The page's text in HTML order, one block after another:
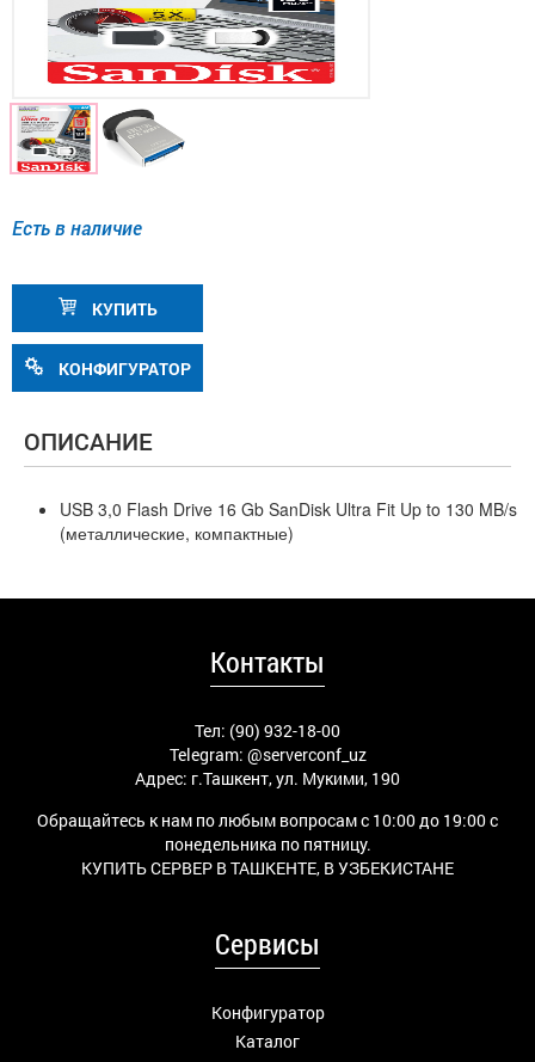
Есть в наличие
КУПИТЬ
КОНФИГУРАТОР
ОПИСАНИЕ
USB 3,0 Flash Drive 16 Gb SanDisk Ultra Fit Up to 130 MB/s
(металлические, компактные)
Контакты
Тел: (90) 932-18-00
Telegram: @serverconf_uz
Адрес: г.Ташкент, ул. Мукими, 190
Обращайтесь к нам по любым вопросам с 10:00 до 19:00 с
понедельника по пятницу.
КУПИТЬ СЕРВЕР В ТАШКЕНТЕ, В УЗБЕКИСТАНЕ
Сервисы
Конфигуратор
Каталог